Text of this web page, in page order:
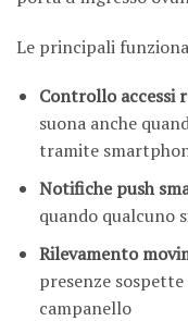
Le principali
Controllo accessi
suona anche
tramite
Notifiche push
quando qualcuno
Rilevamento
presenze
campanello